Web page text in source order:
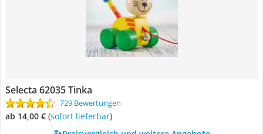
Selecta 62035 Tinka
729 Bewertungen
ab 14,00 € ( Sofort lieferbar)